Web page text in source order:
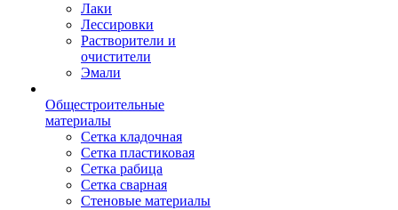
Лаки
Лессировки
Растворители и
очистители
Эмали
Общестроительные
материалы
Сетка кладочная
Сетка пластиковая
Сетка рабица
Сетка сварная
Стеновые материалы